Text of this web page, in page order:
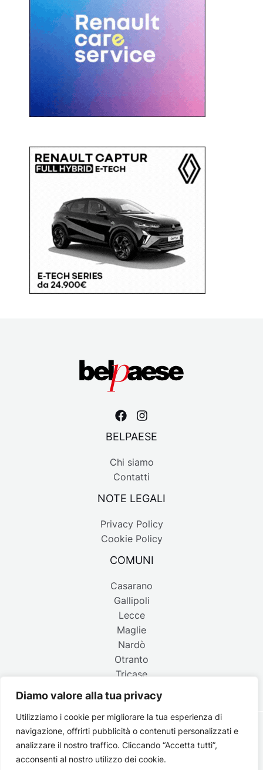
Diamo valore alla tua privacy
Utilizziamo i cookie per migliorare la tua esperienza di
navigazione, offrirti pubblicità o contenuti personalizzati e
analizzare il nostro traffico. Cliccando “Accetta tutti”,
acconsenti al nostro utilizzo dei cookie.
BELPAESE
Chi siamo
Contatti
NOTE LEGALI
Privacy Policy
Cookie Policy
COMUNI
Casarano
Gallipoli
Lecce
Maglie
Nardò
Otranto
Tricase
Copyright © 2026 Belpaese | Periodico d'informazione del
Salento - P.IVA 4637850753 - Testata registrata il 18 gennaio